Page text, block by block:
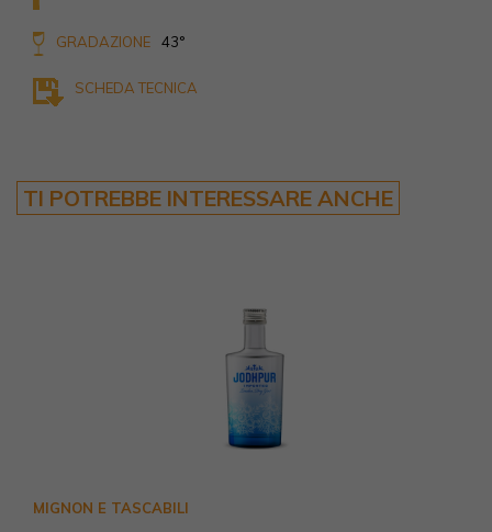
GRADAZIONE 43°
SCHEDA TECNICA
TI POTREBBE INTERESSARE ANCHE
MIGNON E TASCABILI